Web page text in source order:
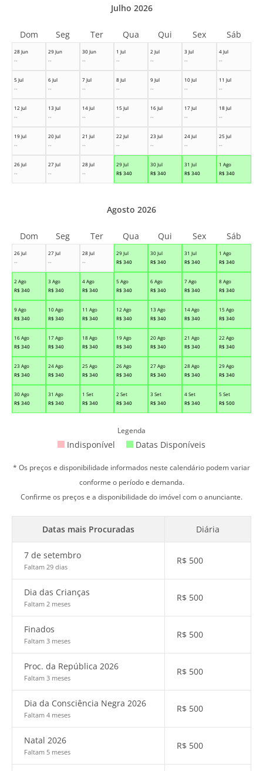
28 Jun
--
29 Jun
--
30 Jun
--
1 Jul
--
2 Jul
--
3 Jul
--
4 Jul
--
5 Jul
--
6 Jul
--
7 Jul
--
8 Jul
--
9 Jul
--
10 Jul
--
11 Jul
--
12 Jul
--
13 Jul
--
14 Jul
--
15 Jul
--
16 Jul
--
17 Jul
--
18 Jul
--
19 Jul
--
20 Jul
--
21 Jul
--
22 Jul
--
23 Jul
--
24 Jul
--
25 Jul
--
26 Jul
--
27 Jul
--
28 Jul
--
29 Jul
R$ 340
30 Jul
R$ 340
31 Jul
R$ 340
1 Ago
R$ 340
Julho 2026
Dom Seg Ter Qua Qui Sex Sáb
26 Jul
--
27 Jul
--
28 Jul
--
29 Jul
R$ 340
30 Jul
R$ 340
31 Jul
R$ 340
1 Ago
R$ 340
2 Ago
R$ 340
3 Ago
R$ 340
4 Ago
R$ 340
5 Ago
R$ 340
6 Ago
R$ 340
7 Ago
R$ 340
8 Ago
R$ 340
9 Ago
R$ 340
10 Ago
R$ 340
11 Ago
R$ 340
12 Ago
R$ 340
13 Ago
R$ 340
14 Ago
R$ 340
15 Ago
R$ 340
16 Ago
R$ 340
17 Ago
R$ 340
18 Ago
R$ 340
19 Ago
R$ 340
20 Ago
R$ 340
21 Ago
R$ 340
22 Ago
R$ 340
23 Ago
R$ 340
24 Ago
R$ 340
25 Ago
R$ 340
26 Ago
R$ 340
27 Ago
R$ 340
28 Ago
R$ 340
29 Ago
R$ 340
30 Ago
R$ 340
31 Ago
R$ 340
1 Set
R$ 340
2 Set
R$ 340
3 Set
R$ 340
4 Set
R$ 340
5 Set
R$ 500
Agosto 2026
Dom Seg Ter Qua Qui Sex Sáb
Legenda
Indisponível Datas Disponíveis
* Os preços e disponibilidade informados neste calendário podem variar
conforme o período e demanda.
Confirme os preços e a disponibilidade do imóvel com o anunciante.
Datas mais Procuradas Diária
7 de setembro
Faltam 29 dias
R$ 500
Dia das Crianças
Faltam 2 meses
R$ 500
Finados
Faltam 3 meses
R$ 500
Proc. da República 2026
Faltam 3 meses
R$ 500
Dia da Consciência Negra 2026
Faltam 4 meses
R$ 500
Natal 2026
Faltam 5 meses
R$ 500